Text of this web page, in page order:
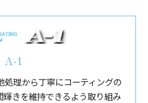
A-1
理から丁寧にコーティングの
きを維持できるよう取り組み